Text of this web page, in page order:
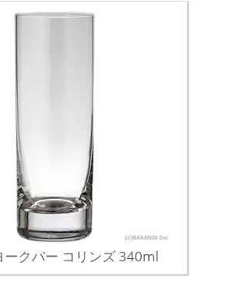
ークバー コリンズ 340ml